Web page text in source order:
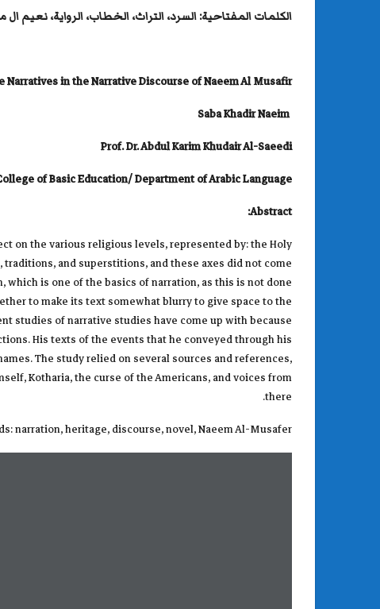
الكلمات المفتاحية: السرد، التراث، الخطاب، الرواية، نعيم ال
Narratives in the Narrative Discourse of Naeem Al Musafir
Saba Khadir Naeim
Prof. Dr. Abdul Karim Khudair Al-Saeedi
of Basic Education/ Department of Arabic Language
Abstract:
on the various religious levels, represented by: the Holy
and superstitions, and these axes did not come
is one of the basics of narration, as this is not done
to make its text somewhat blurry to give space to the
studies of narrative studies have come up with because
His texts of the events that he conveyed through his
The study relied on several sources and references,
Kotharia, the curse of the Americans, and voices from
there.
narration, heritage, discourse, novel, Naeem Al-Musafer.